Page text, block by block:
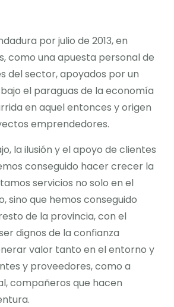
por julio de 2013, en
como una apuesta personal de
del sector, apoyados por un
el paraguas de la economía
en aquel entonces y origen
emprendedores.
la ilusión y el apoyo de clientes
conseguido hacer crecer la
servicios no solo en el
sino que hemos conseguido
de la provincia, con el
dignos de la confianza
valor tanto en el entorno y
y proveedores, como a
compañeros que hacen